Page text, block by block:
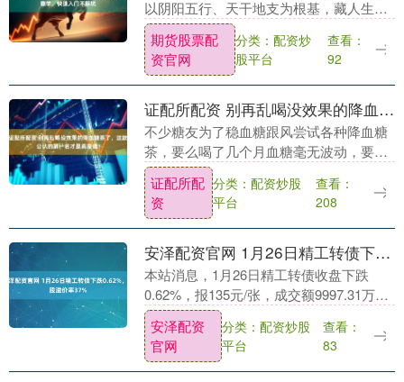
以阴阳五行、天干地支为根基，藏人生运
势推演逻辑、含性格特质解读智慧，却因
理论体系繁杂、术语晦涩难懂、流派说法
不一，让无数爱好....
期货股票配
资官网
分类：配资炒
股平台
查看：
92
证配所配资 别再乱喝没效果的降血糖茶了，这款公认的第一名才是真靠谱！
不少糖友为了稳血糖跟风尝试各种降血糖
茶，要么喝了几个月血糖毫无波动，要么
听信“特效”宣传反而导致血糖骤升，白白
花了冤枉钱还伤了身体。今天我们就来揭
秘公认的“降血....
证配所配
资
分类：配资炒股
平台
查看：
208
安泽配资官网 1月26日精工转债下跌0.62%，转股溢价率37%
本站消息，1月26日精工转债收盘下跌
0.62%，报135元/张，成交额9997.31万
元，转股溢价率37%。 资料显示，精工转
债信用级别为“AA”，债券期限6年....
安泽配资
官网
分类：配资炒股
平台
查看：
83